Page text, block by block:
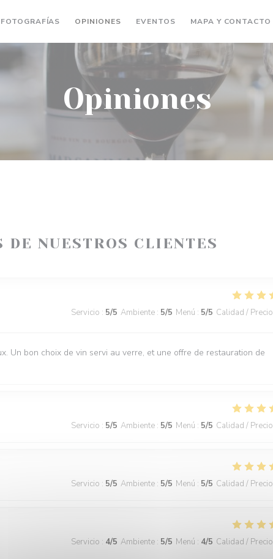
FOTOGRAFÍAS OPINIONES EVENTOS MAPA Y CONTACTO
Opiniones
DE NUESTROS CLIENTES
Servicio : 5/5 Ambiente : 5/5 Menú : 5/5 Calidad / Precio
Un bon choix de vin servi au verre, et une offre de restauration de
Servicio : 5/5 Ambiente : 5/5 Menú : 5/5 Calidad / Precio
Servicio : 5/5 Ambiente : 5/5 Menú : 5/5 Calidad / Precio
Servicio : 4/5 Ambiente : 5/5 Menú : 4/5 Calidad / Precio